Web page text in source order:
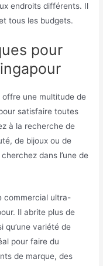
endroits différents. Il
tous les budgets.
pour
offre une multitude de
satisfaire toutes
à la recherche de
de bijoux ou de
dans l’une de
commercial ultra-
Il abrite plus de
qu’une variété de
pour faire du
de marque, des